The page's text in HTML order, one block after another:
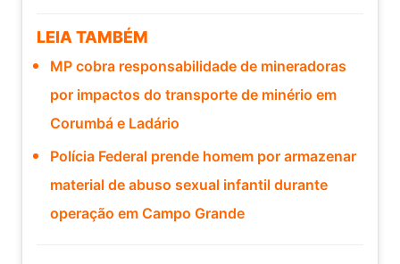
LEIA TAMBÉM
MP cobra responsabilidade de mineradoras
por impactos do transporte de minério em
Corumbá e Ladário
Polícia Federal prende homem por armazenar
material de abuso sexual infantil durante
operação em Campo Grande